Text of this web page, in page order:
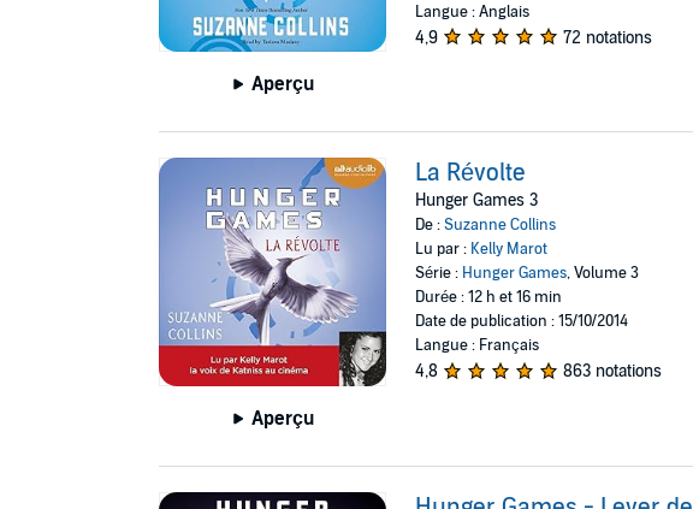
Aperçu
Langue : Anglais
4,9 72 notations
Aperçu
La Révolte
Hunger Games 3
De :Suzanne Collins
Lu par : Kelly Marot
Série : Hunger Games, Volume 3
Durée : 12 h et 16 min
Date de publication : 15/10/2014
Langue : Français
4,8 863 notations